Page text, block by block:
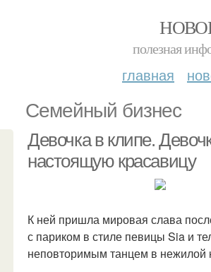
полезная
главная
Семейный бизнес
Девочка в клипе.
настоящую красавицу
К ней пришла мировая слава
с париком в стиле певицы Sia и
неповторимым танцем в нежилой